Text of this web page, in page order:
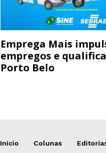
Emprega Mais
empregos e
Porto Belo
Início Colunas